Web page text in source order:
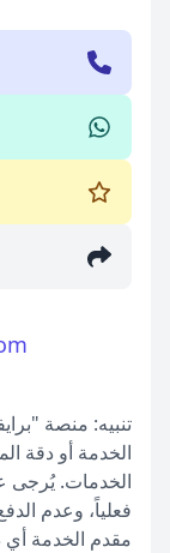
تنبيه: منصة
الخدمة أو دقة
الخدمات. يُرجى
فعلياً، وعدم
مقدم الخدمة أي